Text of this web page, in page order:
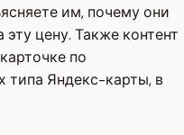
им, почему они
цену. Также контент
по
типа Яндекс-карты, в